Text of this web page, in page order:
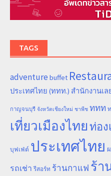
TAGS
adventure buffet
ประเทศไทย (ททท.) สำนักงานเล
กาญจนบุรี จังหวัดเชียงใหม่ ชาพีช ททท
เที่ยวเมืองไทยท่อง
บุฟเฟ่ต์ ประเทศไทย
รถเช่า รีสอร์ท ร้านกาแฟ ร้า